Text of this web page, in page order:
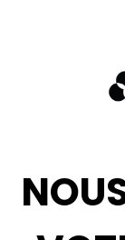
Expositions :
Infolettre